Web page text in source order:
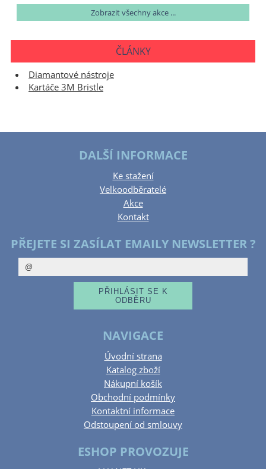
Zobrazit všechny akce ...
ČLÁNKY
Diamantové nástroje
Kartáče 3M Bristle
DALŠÍ INFORMACE
Ke stažení
Velkoodběratelé
Akce
Kontakt
PŘEJETE SI ZASÍLAT EMAILY NEWSLETTER ?
NAVIGACE
Úvodní strana
Katalog zboží
Nákupní košík
Obchodní podmínky
Kontaktní informace
Odstoupení od smlouvy
ESHOP PROVOZUJE